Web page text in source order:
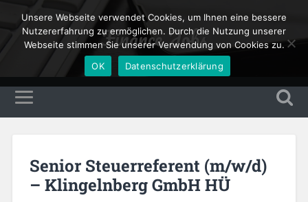
Finance Jobs
Senior Steuerreferent (m/w/d)
– Klingelnberg GmbH HÜ
Unsere Webseite verwendet Cookies, um Ihnen eine bessere
Nutzererfahrung zu ermöglichen. Durch die Nutzung unserer
Webseite stimmen Sie unserer Verwendung von Cookies zu.
OK
Datenschutzerklärung